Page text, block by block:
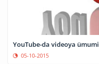
YouTube-da videoya
05-10-2015